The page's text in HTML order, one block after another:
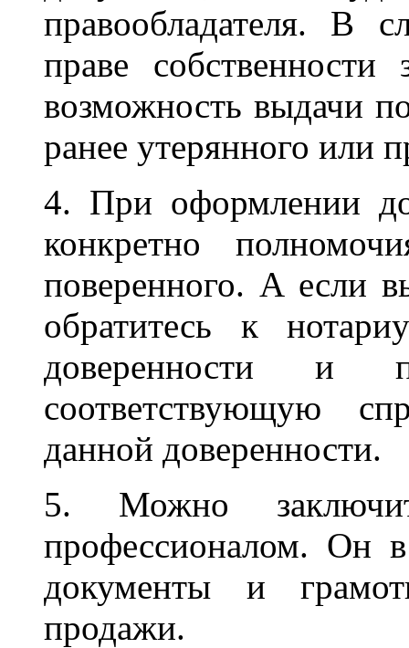
правообладателя. В
праве собственности
возможность выдачи
ранее утерянного или
4. При оформлении
конкретно
поверенного. А если
обратитесь к
доверенности и
соответствующую
данной доверенности.
5. Можно
профессионалом. Он
документы и
продажи.